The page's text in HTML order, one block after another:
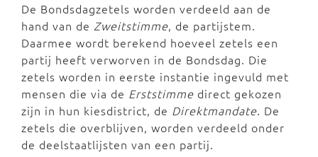
De Bondsdagzetels worden verdeeld aan de
hand van de Zweitstimme, de partijstem.
Daarmee wordt berekend hoeveel zetels een
partij heeft verworven in de Bondsdag. Die
zetels worden in eerste instantie ingevuld met
mensen die via de Erststimme direct gekozen
zijn in hun kiesdistrict, de Direktmandate. De
zetels die overblijven, worden verdeeld onder
de deelstaatlijsten van een partij.